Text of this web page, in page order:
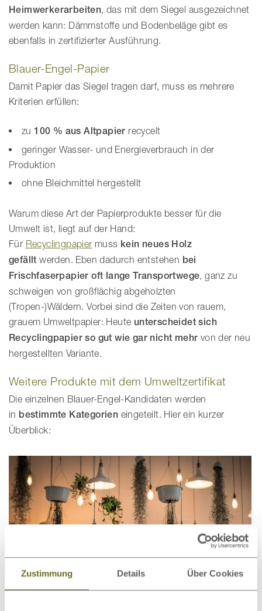
Zustimmung Details Über Cookies
Heimwerkerarbeiten, das mit dem Siegel ausgezeichnet
werden kann: Dämmstoffe und Bodenbeläge gibt es
ebenfalls in zertifizierter Ausführung.
Blauer-Engel-Papier
Damit Papier das Siegel tragen darf, muss es mehrere
Kriterien erfüllen:
zu100 % aus Altpapier recycelt
geringer Wasser- und Energieverbrauch in der
Produktion
ohne Bleichmittel hergestellt
Warum diese Art der Papierprodukte besser für die
Umwelt ist, liegt auf der Hand:
Für Recyclingpapier muss kein neues Holz
gefällt werden. Eben dadurch entstehen bei
Frischfaserpapier oft lange Transportwege, ganz zu
schweigen von großflächig abgeholzten
(Tropen-)Wäldern. Vorbei sind die Zeiten von rauem,
grauem Umweltpapier: Heute unterscheidet sich
Recyclingpapier so gut wie gar nicht mehr von der neu
hergestellten Variante.
Weitere Produkte mit dem Umweltzertifikat
Die einzelnen Blauer-Engel-Kandidaten werden
in bestimmte Kategorien eingeteilt. Hier ein kurzer
Überblick: